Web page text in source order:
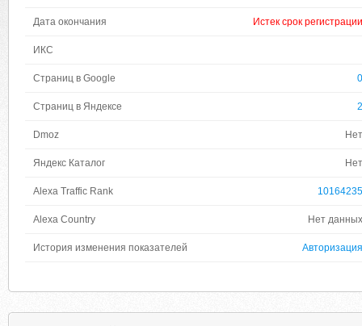
Дата окончания Истек срок регистрации
ИКС
Страниц в Google 0
Страниц в Яндексе 2
Dmoz Нет
Яндекс Каталог Нет
Alexa Traffic Rank 10164235
Alexa Country Нет данных
История изменения показателей Авторизация